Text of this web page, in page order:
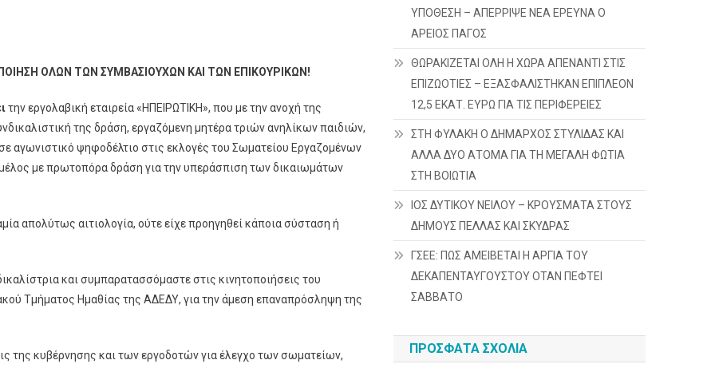
ΟΛΩΝ ΤΩΝ ΣΥΜΒΑΣΙΟΥΧΩΝ ΚΑΙ ΤΩΝ ΕΠΙΚΟΥΡΙΚΩΝ!
την εργολαβική εταιρεία «ΗΠΕΙΡΩΤΙΚΗ», που με την ανοχή της
της δράση, εργαζόμενη μητέρα τριών ανηλίκων παιδιών,
αγωνιστικό ψηφοδέλτιο στις εκλογές του Σωματείου Εργαζομένων
με πρωτοπόρα δράση για την υπεράσπιση των δικαιωμάτων
απολύτως αιτιολογία, ούτε είχε προηγηθεί κάποια σύσταση ή
και συμπαρατασσόμαστε στις κινητοποιήσεις του
Τμήματος Ημαθίας της ΑΔΕΔΥ, για την άμεση επαναπρόσληψη της
της κυβέρνησης και των εργοδοτών για έλεγχο των σωματείων,
ΥΠΟΘΕΣΗ – ΑΠΕΡΡΙΨΕ ΝΕΑ ΕΡΕΥΝΑ Ο
ΑΡΕΙΟΣ ΠΑΓΟΣ
ΘΩΡΑΚΙΖΕΤΑΙ ΟΛΗ Η ΧΩΡΑ ΑΠΕΝΑΝΤΙ ΣΤΙΣ
ΕΠΙΖΩΟΤΙΕΣ – ΕΞΑΣΦΑΛΙΣΤΗΚΑΝ ΕΠΙΠΛΕΟΝ
12,5 ΕΚΑΤ. ΕΥΡΩ ΓΙΑ ΤΙΣ ΠΕΡΙΦΕΡΕΙΕΣ
ΣΤΗ ΦΥΛΑΚΗ Ο ΔΗΜΑΡΧΟΣ ΣΤΥΛΙΔΑΣ ΚΑΙ
ΑΛΛΑ ΔΥΟ ΑΤΟΜΑ ΓΙΑ ΤΗ ΜΕΓΑΛΗ ΦΩΤΙΑ
ΣΤΗ ΒΟΙΩΤΙΑ
ΙΟΣ ΔΥΤΙΚΟΥ ΝΕΙΛΟΥ – ΚΡΟΥΣΜΑΤΑ ΣΤΟΥΣ
ΔΗΜΟΥΣ ΠΕΛΛΑΣ ΚΑΙ ΣΚΥΔΡΑΣ
ΓΣΕΕ: ΠΩΣ ΑΜΕΙΒΕΤΑΙ Η ΑΡΓΙΑ ΤΟΥ
ΔΕΚΑΠΕΝΤΑΥΓΟΥΣΤΟΥ ΟΤΑΝ ΠΕΦΤΕΙ
ΣΑΒΒΑΤΟ
ΠΡΌΣΦΑΤΑ ΣΧΌΛΙΑ